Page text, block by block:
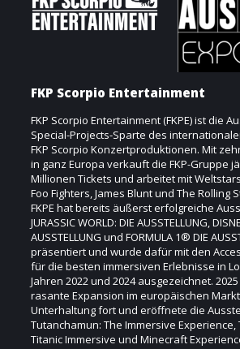
FKP Scorpio Entertainment
FKP Scorpio Entertainment (FKPE) ist die
Special-Projects-Sparte des
FKP Scorpio Konzertproduktionen. Mit
in ganz Europa verkauft die FKP-Gruppe
Millionen Tickets und arbeitet mit
Foo Fighters, James Blunt und The Rolling
FKPE hat bereits äußerst erfolgreiche
JURASSIC WORLD: DIE AUSSTELLUNG,
AUSSTELLUNG und FORMULA 1® DIE
präsentiert und wurde dafür mit den
für die besten immersiven Erlebnisse in
Jahren 2022 und 2024 ausgezeichnet.
rasante Expansion im europäischen
Unterhaltung fort und eröffnete die
Tutanchamun: The Immersive Experience,
Titanic Immersive und Minecraft